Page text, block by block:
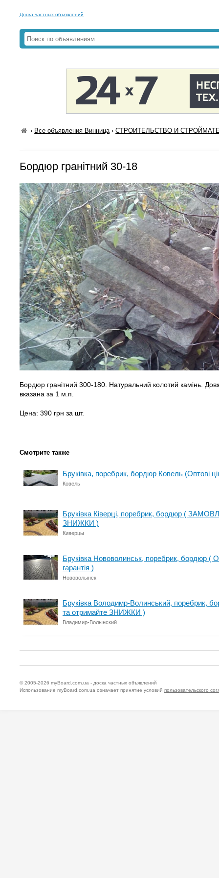
Доска частных объявлений
› Все объявления Винница›СТРОИТЕЛЬСТВО И
Бордюр гранітний 30-18
Бордюр гранітний 300-180. Натуральний колотий камінь.
вказана за 1 м.п.
Цена: 390 грн за шт.
Смотрите также
Бруківка, поребрик, бордюр Ковель (Оптові
Ковель
Бруківка Ківерці, поребрик, бордюр (
ЗНИЖКИ )
Киверцы
Бруківка Нововолинськ, поребрик, бордюр (
гарантія )
Нововолынск
Бруківка Володимр-Волинський, поребрик,
та отримайте ЗНИЖКИ )
Владимир-Волынский
© 2005-2026 myBoard.com.ua - доска частных объявлений
Использование myBoard.com.ua означает принятие условий пользовательского